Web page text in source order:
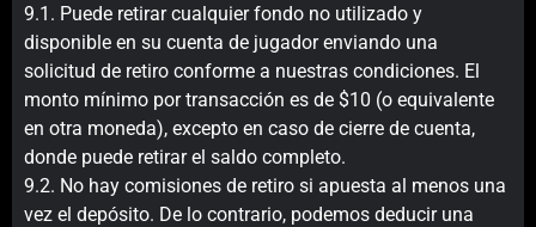
9.1. Puede retirar cualquier fondo no utilizado y
disponible en su cuenta de jugador enviando una
solicitud de retiro conforme a nuestras condiciones. El
monto mínimo por transacción es de $10 (o equivalente
en otra moneda), excepto en caso de cierre de cuenta,
donde puede retirar el saldo completo.
9.2. No hay comisiones de retiro si apuesta al menos una
vez el depósito. De lo contrario, podemos deducir una